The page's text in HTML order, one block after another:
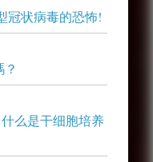
冠状病毒的恐怖!
么是干细胞培养